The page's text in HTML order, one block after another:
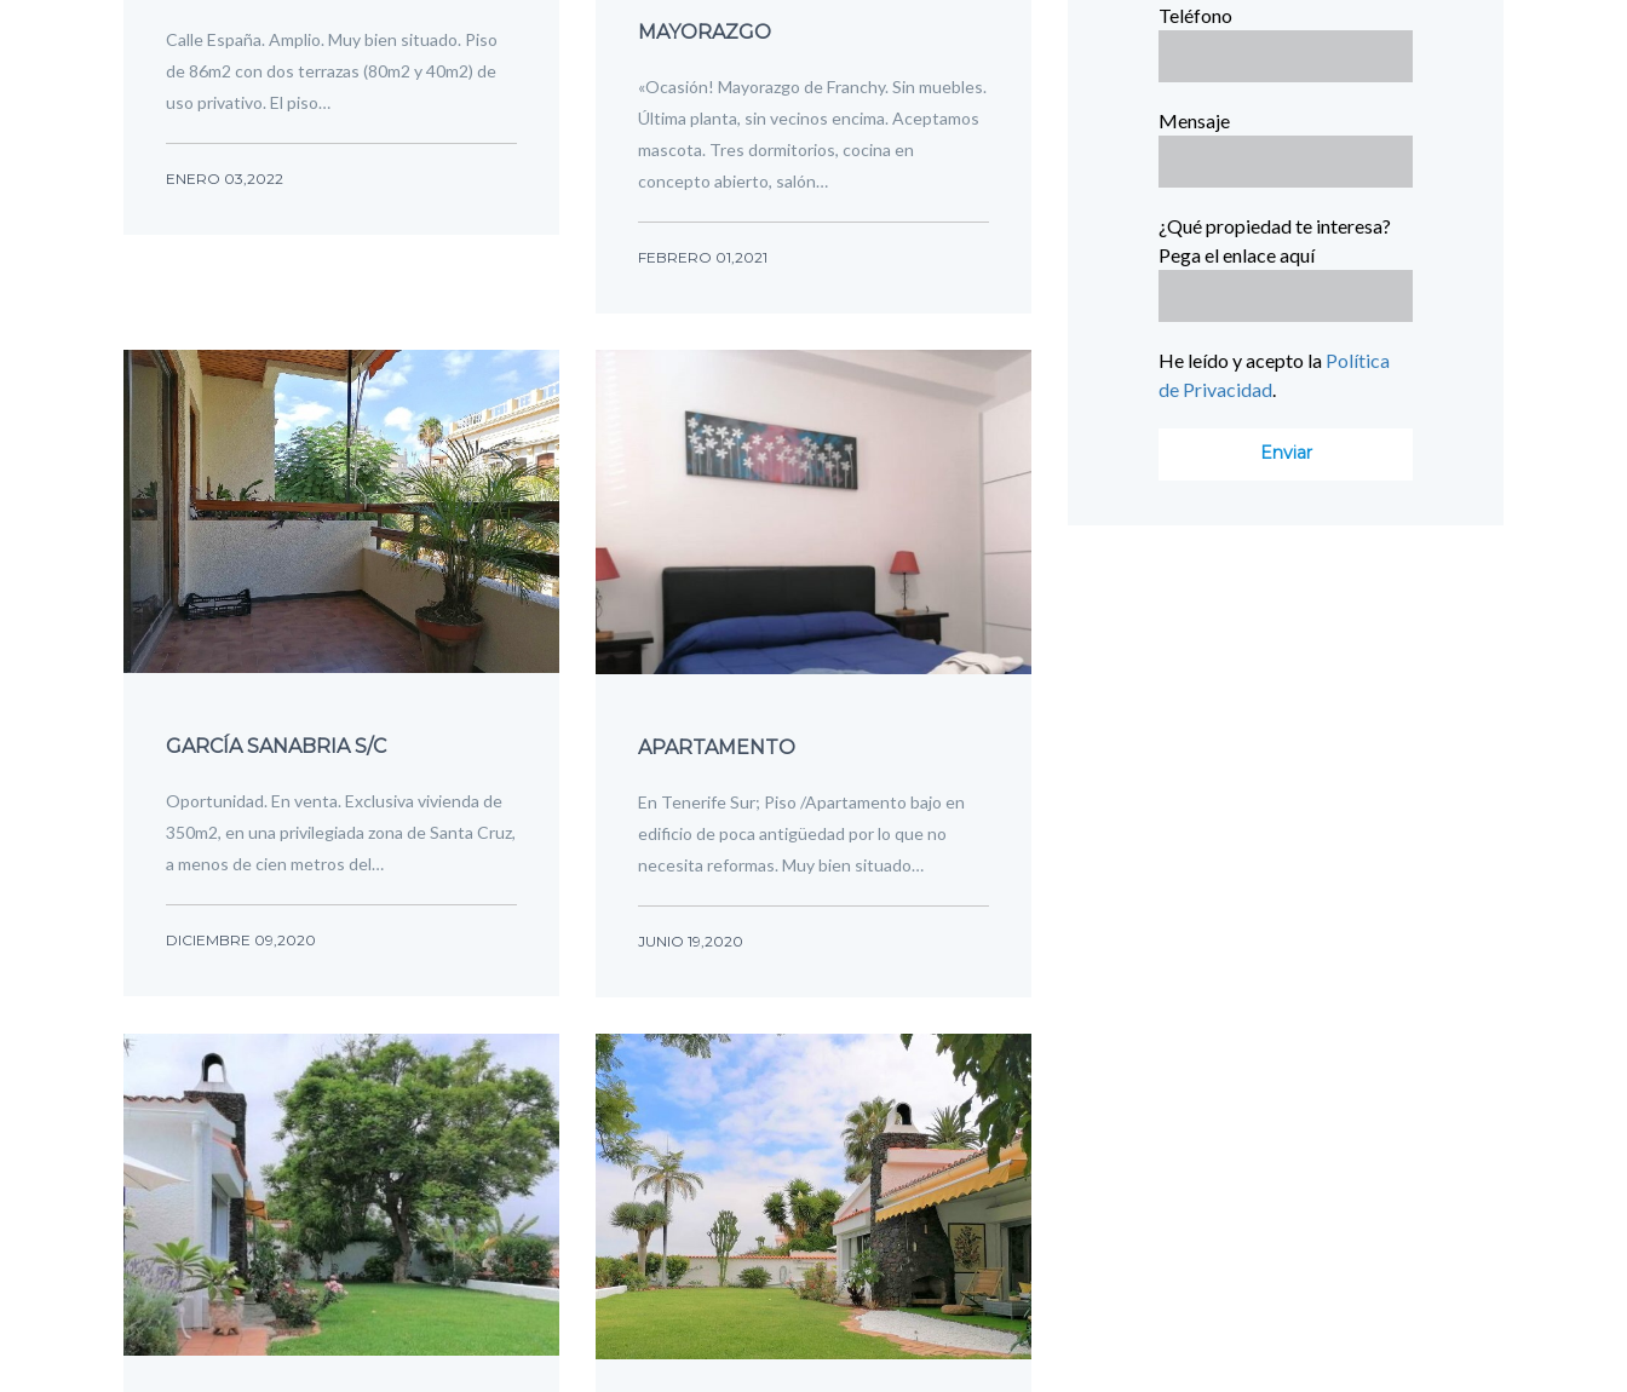
Calle España. Amplio. Muy bien situado. Piso
de 86m2 con dos terrazas (80m2 y 40m2) de
uso privativo. El piso…
ENERO 03,2022
MAYORAZGO
«Ocasión! Mayorazgo de Franchy. Sin muebles.
Última planta, sin vecinos encima. Aceptamos
mascota. Tres dormitorios, cocina en
concepto abierto, salón…
FEBRERO 01,2021
GARCÍA SANABRIA S/C
Oportunidad. En venta. Exclusiva vivienda de
350m2, en una privilegiada zona de Santa Cruz,
a menos de cien metros del…
DICIEMBRE 09,2020
APARTAMENTO
En Tenerife Sur; Piso /Apartamento bajo en
edificio de poca antigüedad por lo que no
necesita reformas. Muy bien situado…
JUNIO 19,2020
Teléfono
Mensaje
¿Qué propiedad te interesa?
Pega el enlace aquí
He leído y acepto la Política
de Privacidad.